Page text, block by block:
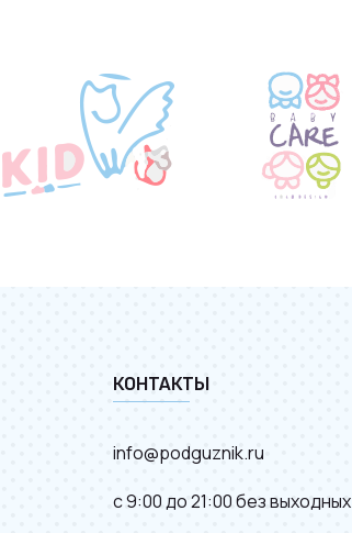
КОНТАКТЫ
info@podguznik.ru
с 9:00 до 21:00 без выходных